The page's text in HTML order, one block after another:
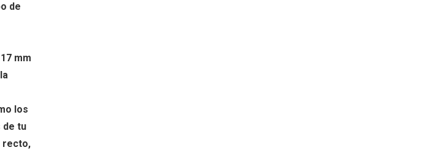
de
mm
los
de tu
recto,